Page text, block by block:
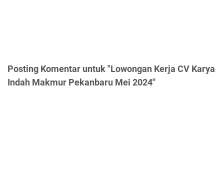
Posting Komentar untuk "Lowongan Kerja CV Karya
Indah Makmur Pekanbaru Mei 2024"